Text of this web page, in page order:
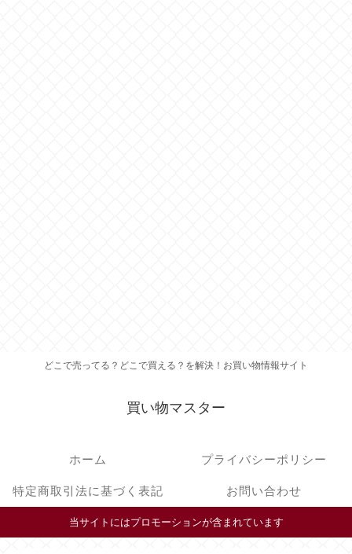
どこで売ってる？どこで買える？を解決！お買い物情報サイト
買い物マスター
ホーム プライバシーポリシー
特定商取引法に基づく表記 お問い合わせ
当サイトにはプロモーションが含まれています